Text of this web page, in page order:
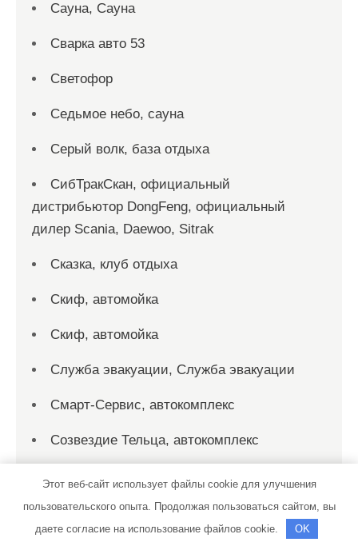
Сауна, Сауна
Сварка авто 53
Светофор
Седьмое небо, сауна
Серый волк, база отдыха
СибТракСкан, официальный
дистрибьютор DongFeng, официальный
дилер Scania, Daewoo, Sitrak
Сказка, клуб отдыха
Скиф, автомойка
Скиф, автомойка
Служба эвакуации, Служба эвакуации
Смарт-Сервис, автокомплекс
Созвездие Тельца, автокомплекс
СТО на Мельничной
Этот веб-сайт использует файлы cookie для улучшения
пользовательского опыта. Продолжая пользоваться сайтом, вы
даете согласие на использование файлов cookie.
OK